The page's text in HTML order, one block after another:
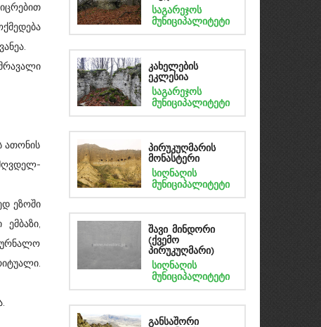
ათონის
ეზოში
საგარეჯოს
მუნიციპალიტეტი
კახელების
ეკლესია
საგარეჯოს
მუნიციპალიტეტი
პირუკუღმარის
მონასტერი
სიღნაღის
მუნიციპალიტეტი
შავი მინდორი
(ქვემო
პირუკუღმარი)
სიღნაღის
მუნიციპალიტეტი
განსაშორი